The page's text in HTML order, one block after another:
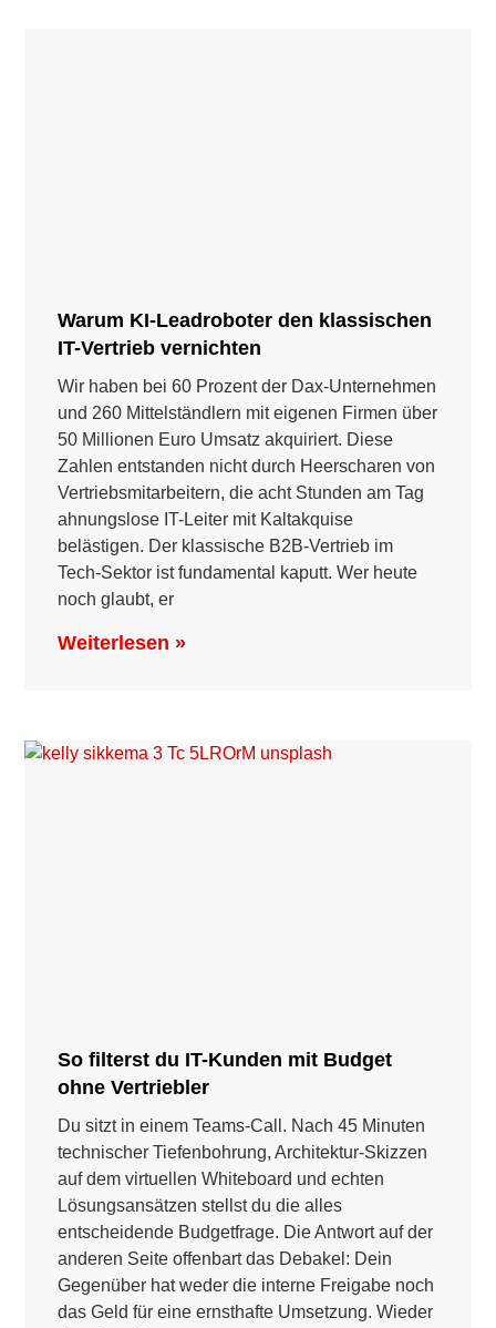
Warum KI-Leadroboter den klassischen
IT-Vertrieb vernichten
Wir haben bei 60 Prozent der Dax-Unternehmen
und 260 Mittelständlern mit eigenen Firmen über
50 Millionen Euro Umsatz akquiriert. Diese
Zahlen entstanden nicht durch Heerscharen von
Vertriebsmitarbeitern, die acht Stunden am Tag
ahnungslose IT-Leiter mit Kaltakquise
belästigen. Der klassische B2B-Vertrieb im
Tech-Sektor ist fundamental kaputt. Wer heute
noch glaubt, er
Weiterlesen »
So filterst du IT-Kunden mit Budget
ohne Vertriebler
Du sitzt in einem Teams-Call. Nach 45 Minuten
technischer Tiefenbohrung, Architektur-Skizzen
auf dem virtuellen Whiteboard und echten
Lösungsansätzen stellst du die alles
entscheidende Budgetfrage. Die Antwort auf der
anderen Seite offenbart das Debakel: Dein
Gegenüber hat weder die interne Freigabe noch
das Geld für eine ernsthafte Umsetzung. Wieder